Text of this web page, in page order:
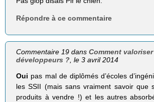
Répondre à ce commentaire
Commentaire 19 dansComment
développeurs ? , le 3 avril 2014
Oui pas mal de diplômés d’écoles
les SSII (mais sans vraiment savoir que
produits à vendre !) et les autres